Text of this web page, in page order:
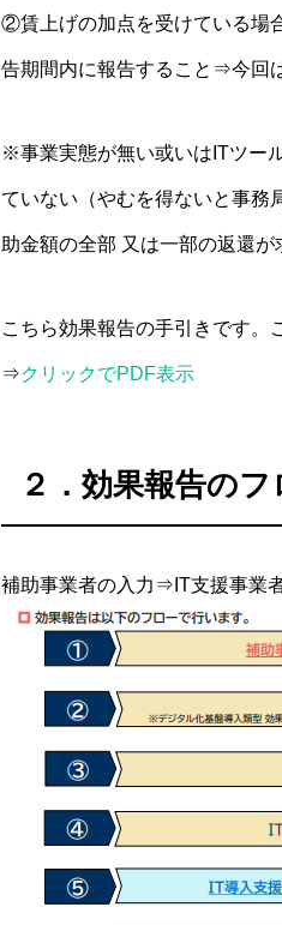
②賃上げの加点を受けている場
告期間内に報告すること⇒今回
※事業実態が無い或いはITツー
ていない（やむを得ないと事務
助金額の全部 又は一部の返還が
こちら効果報告の手引きです。
⇒クリックでPDF表示
２．効果報告のフ
補助事業者の入力⇒IT支援事業